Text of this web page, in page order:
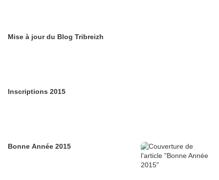
Mise à jour du Blog Tribreizh
Inscriptions 2015
Bonne Année 2015